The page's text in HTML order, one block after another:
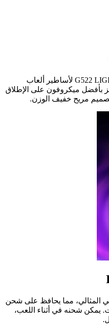
صُممت سماعة الرأس ‏G522 LIGHTSPEED لأساطير ألعاب
بأفضل ميكروفون على الإطلاق
مريح خفيف الوزن.
المثالي، مما يحافظ على شحن
يمكن شحنه في أثناء اللعب،